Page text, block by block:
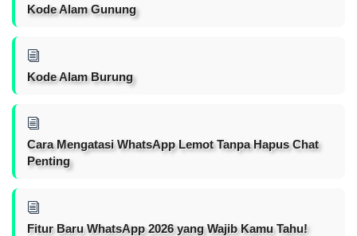
Kode Alam Gunung
Kode Alam Burung
Cara Mengatasi WhatsApp Lemot Tanpa Hapus Chat
Penting
Fitur Baru WhatsApp 2026 yang Wajib Kamu Tahu!